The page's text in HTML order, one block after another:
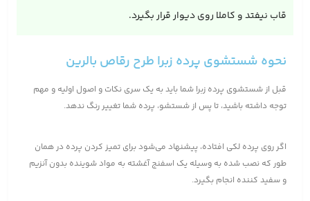
قاب نیفتد و کاملا روی دیوار قرار بگیرد.
نحوه شستشوی پرده زبرا طرح رقاص بالرین
قبل از شستشوی پرده زبرا شما باید به یک سری نکات و اصول اولیه و مهم
توجه داشته باشید، تا پس از شستشو، پرده شما تغییر رنگ ندهد.
اگر روی پرده لکی افتاده، پیشنهاد می‌شود برای تمیز کردن پرده در همان
طور که نصب شده به وسیله یک اسفنج آغشته به مواد شوینده بدون آنزیم
و سفید کننده انجام بگیرد.